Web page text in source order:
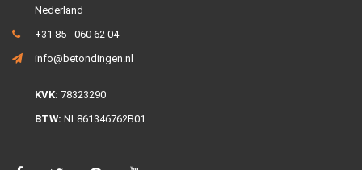
Nederland
+31 85 - 060 62 04
info@betondingen.nl
KVK: 78323290
BTW: NL861346762B01